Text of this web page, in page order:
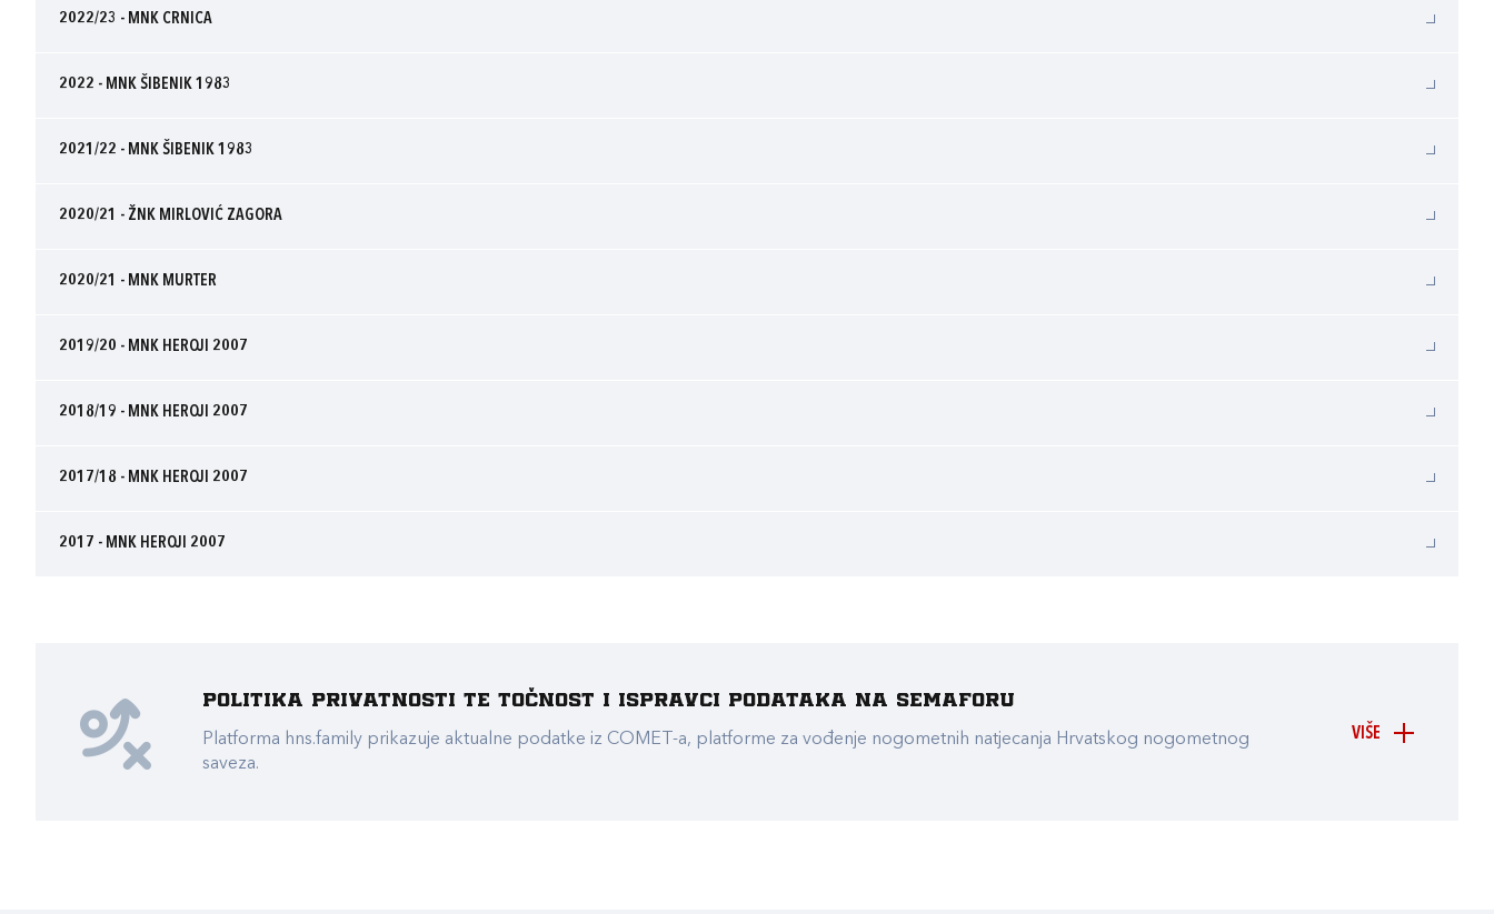
2022/23 - MNK CRNICA
2022 - MNK ŠIBENIK 1983
2021/22 - MNK ŠIBENIK 1983
2020/21 - ŽNK MIRLOVIĆ ZAGORA
2020/21 - MNK MURTER
2019/20 - MNK HEROJI 2007
2018/19 - MNK HEROJI 2007
2017/18 - MNK HEROJI 2007
2017 - MNK HEROJI 2007
VIŠE
Politika privatnosti te točnost i ispravci podataka na Semaforu
Platforma hns.family prikazuje aktualne podatke iz COMET-a, platforme za vođenje nogometnih natjecanja Hrvatskog nogometnog
saveza.